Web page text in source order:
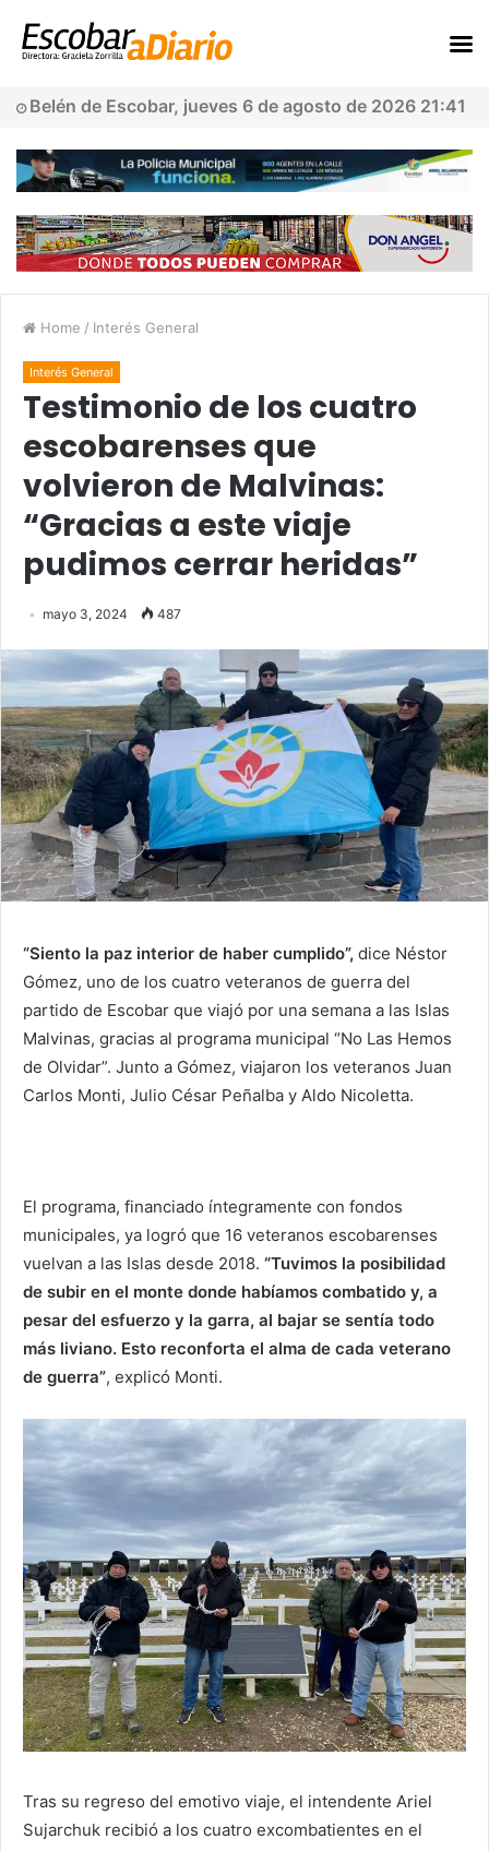
Belén de Escobar, jueves 6 de agosto de 2026 21:41
Home / Interés General
Interés General
Testimonio de los cuatro
escobarenses que
volvieron de Malvinas:
“Gracias a este viaje
pudimos cerrar heridas”
mayo 3, 2024 487
“Siento la paz interior de haber cumplido”, dice Néstor
Gómez, uno de los cuatro veteranos de guerra del
partido de Escobar que viajó por una semana a las Islas
Malvinas, gracias al programa municipal “No Las Hemos
de Olvidar”. Junto a Gómez, viajaron los veteranos Juan
Carlos Monti, Julio César Peñalba y Aldo Nicoletta.
El programa, financiado íntegramente con fondos
municipales, ya logró que 16 veteranos escobarenses
vuelvan a las Islas desde 2018. “Tuvimos la posibilidad
de subir en el monte donde habíamos combatido y, a
pesar del esfuerzo y la garra, al bajar se sentía todo
más liviano. Esto reconforta el alma de cada veterano
de guerra”, explicó Monti.
Tras su regreso del emotivo viaje, el intendente Ariel
Sujarchuk recibió a los cuatro excombatientes en el